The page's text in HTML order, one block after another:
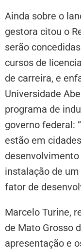
Ainda sobre o
gestora citou o
serão
cursos de
de carreira, e
Universidade
programa de
governo federal:
estão em
instalação de
fator de
Marcelo Turine,
de Mato Grosso
apresentação e